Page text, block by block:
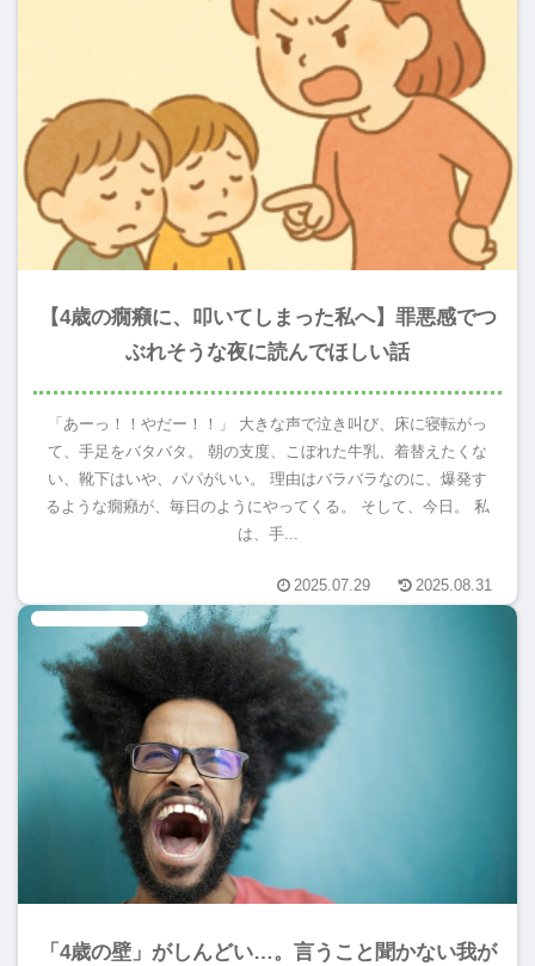
【4歳の癇癪に、叩いてしまった私へ】罪悪感でつ
ぶれそうな夜に読んでほしい話
「あーっ！！やだー！！」 大きな声で泣き叫び、床に寝転がっ
て、手足をバタバタ。 朝の支度、こぼれた牛乳、着替えたくな
い、靴下はいや、パパがいい。 理由はバラバラなのに、爆発す
るような癇癪が、毎日のようにやってくる。 そして、今日。 私
は、手...
2025.07.29 2025.08.31
「4歳の壁」がしんどい…。言うこと聞かない我が